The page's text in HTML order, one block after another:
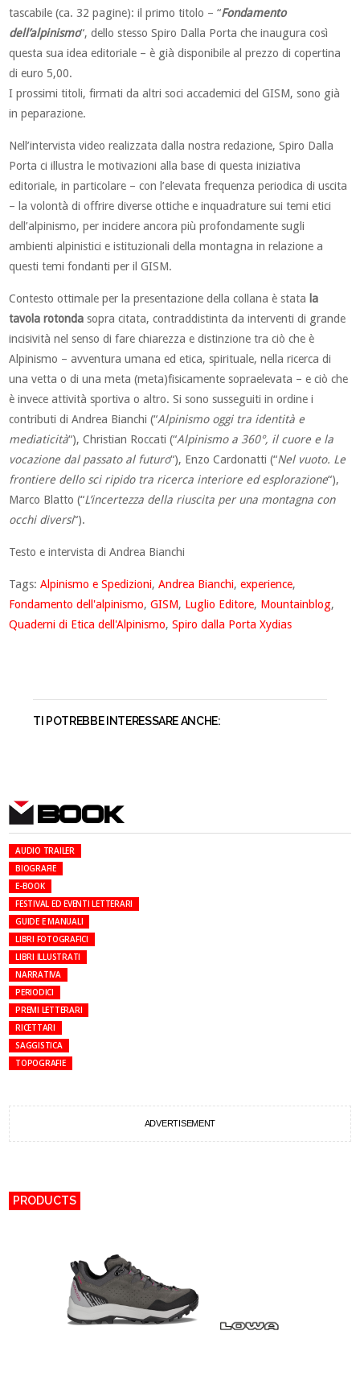
tascabile (ca. 32 pagine): il primo titolo – “Fondamento
dell’alpinismo“, dello stesso Spiro Dalla Porta che inaugura così
questa sua idea editoriale – è già disponibile al prezzo di copertina
di euro 5,00.
I prossimi titoli, firmati da altri soci accademici del GISM, sono già
in peparazione.
Nell’intervista video realizzata dalla nostra redazione, Spiro Dalla
Porta ci illustra le motivazioni alla base di questa iniziativa
editoriale, in particolare – con l’elevata frequenza periodica di uscita
– la volontà di offrire diverse ottiche e inquadrature sui temi etici
dell’alpinismo, per incidere ancora più profondamente sugli
ambienti alpinistici e istituzionali della montagna in relazione a
questi temi fondanti per il GISM.
Contesto ottimale per la presentazione della collana è stata la
tavola rotonda sopra citata, contraddistinta da interventi di grande
incisività nel senso di fare chiarezza e distinzione tra ciò che è
Alpinismo – avventura umana ed etica, spirituale, nella ricerca di
una vetta o di una meta (meta)fisicamente sopraelevata – e ciò che
è invece attività sportiva o altro. Si sono susseguiti in ordine i
contributi diAndrea Bianchi (“Alpinismo oggi tra identità e
mediaticità“),Christian Roccati (“Alpinismo a 360°, il cuore e la
vocazione dal passato al futuro“), Enzo Cardonatti (“Nel vuoto. Le
frontiere dello sci ripido tra ricerca interiore ed esplorazione“),
Marco Blatto (“L’incertezza della riuscita per una montagna con
occhi diversi“).
Testo e intervista di Andrea Bianchi
Tags:Alpinismo e Spedizioni,Andrea Bianchi,experience,
Fondamento dell'alpinismo,GISM, Luglio Editore, Mountainblog,
Quaderni di Etica dell'Alpinismo,Spiro dalla Porta Xydias
TI POTREBBE INTERESSARE ANCHE:
BOOK
AUDIO TRAILER
BIOGRAFIE
E-BOOK
FESTIVAL ED EVENTI LETTERARI
GUIDE E MANUALI
LIBRI FOTOGRAFICI
LIBRI ILLUSTRATI
NARRATIVA
PERIODICI
PREMI LETTERARI
RICETTARI
SAGGISTICA
TOPOGRAFIE
ADVERTISEMENT
PRODUCTS